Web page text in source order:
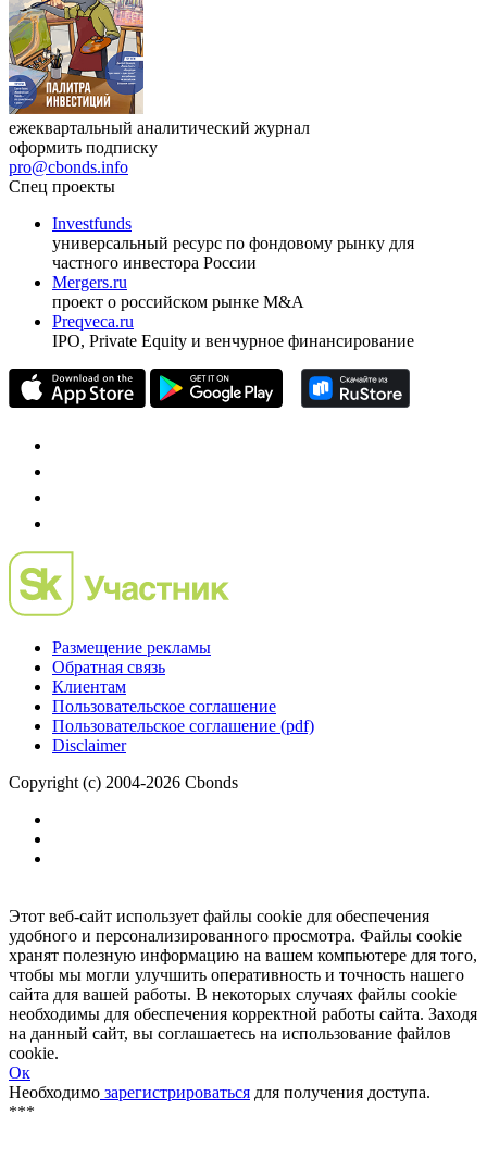
ежеквартальный аналитический журнал
оформить подписку
pro@cbonds.info
Спец проекты
Investfunds
универсальный ресурс по фондовому рынку для
частного инвестора России
проект о российском рынке M&A
Preqveca.ru
Размещение рекламы
Обратная связь
Пользовательское соглашение
Copyright (c) 2004-2026 Cbonds
Этот веб-сайт использует файлы cookie для обеспечения
удобного и персонализированного просмотра. Файлы cookie
хранят полезную информацию на вашем компьютере для того,
чтобы мы могли улучшить оперативность и точность нашего
сайта для вашей работы. В некоторых случаях файлы cookie
необходимы для обеспечения корректной работы сайта. Заходя
на данный сайт, вы соглашаетесь на использование файлов